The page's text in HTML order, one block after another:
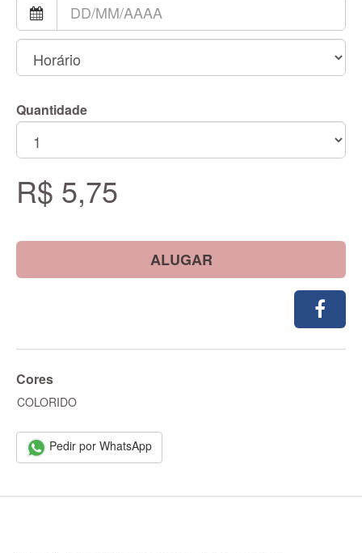
Quantidade
R$ 5,75
ALUGAR
Cores
COLORIDO
Pedir por WhatsApp